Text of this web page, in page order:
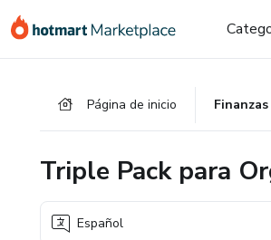
Página de inicio
Triple Pack para
Español